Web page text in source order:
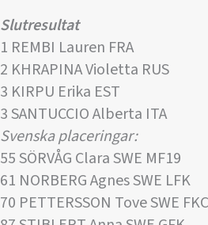
Slutresultat
1 REMBI Lauren FRA
2 KHRAPINA Violetta RUS
3 KIRPU Erika EST
3 SANTUCCIO Alberta ITA
Svenska placeringar:
55 SÖRVÅG Clara SWE MF19
61 NORBERG Agnes SWE LFK
70 PETTERSSON Tove SWE FKC